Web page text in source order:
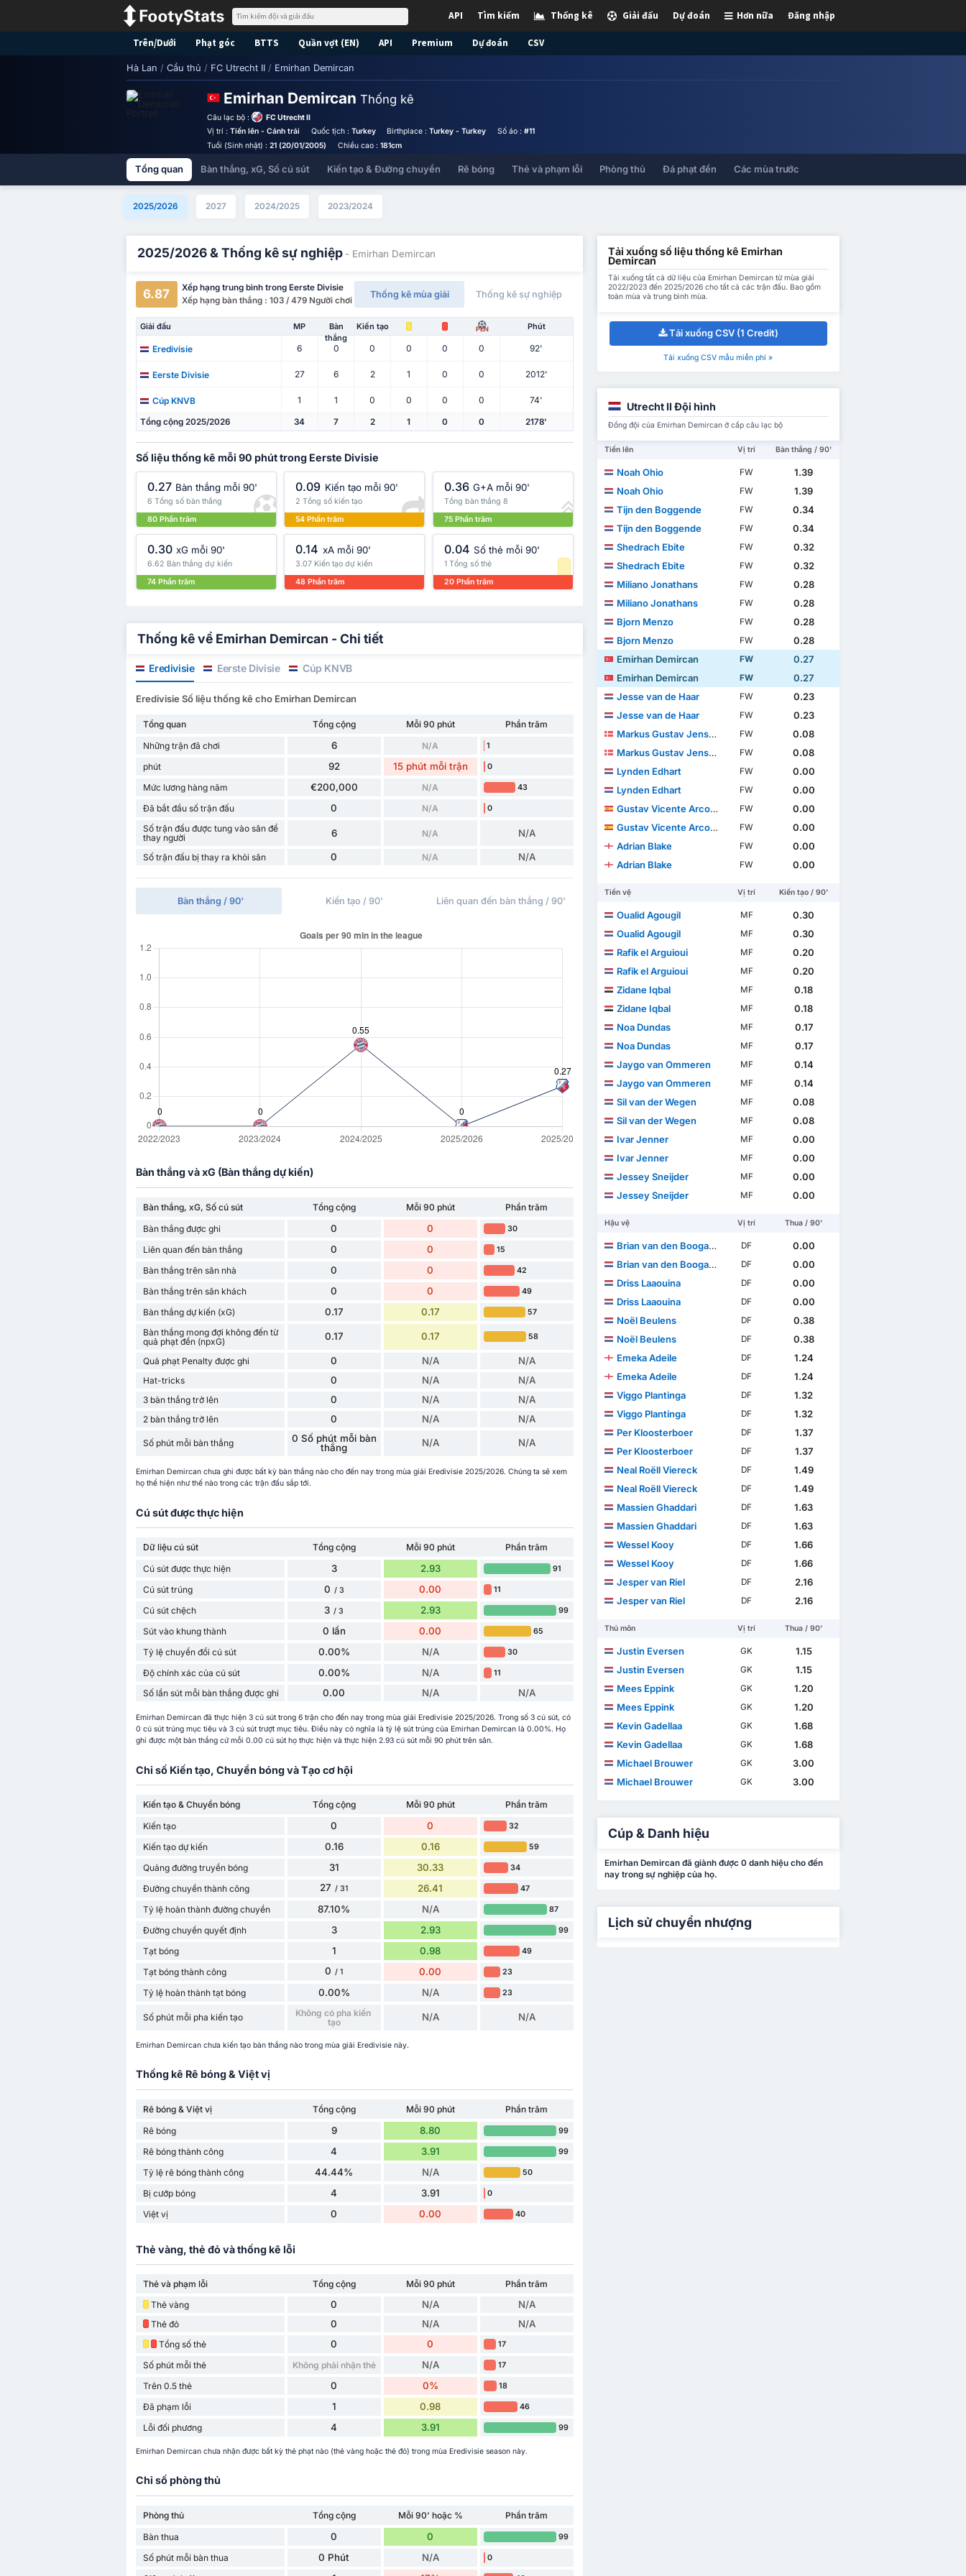
Đăng nhập
Hơn nữa
Dự đoán
Giải đấu
Thống kê
Tìm kiếm
API
Trên/Dưới Phạt góc BTTS Quần vợt (EN) API Premium Dự đoán CSV
Hà Lan / Cầu thủ / FC Utrecht II / Emirhan Demircan
Emirhan DemircanThống kê
Câu lạc bộ :
FC Utrecht II
Vị trí :Tiến lên - Cánh trái Quốc tịch : Turkey Birthplace :Turkey - Turkey Số áo : #11
Tuổi (Sinh nhật) :21 (20/01/2005) Chiều cao : 181cm
Tổng quan Bàn thắng, xG, Số cú sút Kiến tạo & Đường chuyền Rê bóng Thẻ và phạm lỗi Phòng thủ Đá phạt đền Các mùa trước
2025/2026 2027 2024/2025 2023/2024
2025/2026 & Thống kê sự nghiệp - Emirhan Demircan
6.87
Xếp hạng trung bình trong Eerste Divisie
Xếp hạng bàn thắng : 103 / 479 Người chơi
Thống kê mùa giải Thống kê sự nghiệp
Giải đấu MP
Bàn
thắng
Kiến tạo PEN Phút
Eredivisie 6 0 0 0 0 0 92'
Eerste Divisie 27 6 2 1 0 0 2012'
Cúp KNVB 1 1 0 0 0 0 74'
Tổng cộng 2025/2026 34 7 2 1 0 0 2178'
Số liệu thống kê mỗi 90 phút trong Eerste Divisie
0.27 Bàn thắng mỗi 90'
6 Tổng số bàn thắng
80 Phần trăm
0.09 Kiến tạo mỗi 90'
2 Tổng số kiến tạo
54 Phần trăm
0.36 G+A mỗi 90'
Tổng bàn thắng 8
75 Phần trăm
0.30 xG mỗi 90'
6.62 Bàn thắng dự kiến
74 Phần trăm
0.14 xA mỗi 90'
3.07 Kiến tạo dự kiến
48 Phần trăm
0.04 Số thẻ mỗi 90'
1 Tổng số thẻ
20 Phần trăm
Thống kê về Emirhan Demircan - Chi tiết
Eredivisie Eerste Divisie Cúp KNVB
Eredivisie Số liệu thống kê cho Emirhan Demircan
Tổng quan Tổng cộng Mỗi 90 phút
Phần trăm
Những trận đã chơi
6 N/A 1
phút 92 15 phút mỗi trận 0
Mức lương hàng năm €200,000 N/A 43
Đã bắt đầu số trận đấu 0 N/A 0
Số trận đấu được tung vào sân để
thay người
6 N/A N/A
Số trận đấu bị thay ra khỏi sân 0 N/A N/A
Bàn thắng / 90' Kiến tạo / 90' Liên quan đến bàn thắng / 90'
Bàn thắng và xG (Bàn thắng dự kiến)
Bàn thắng, xG, Số cú sút Tổng cộng Mỗi 90 phút
Phần trăm
Bàn thắng được ghi
0 0 30
Liên quan đến bàn thắng 0 0 15
Bàn thắng trên sân nhà 0 0 42
Bàn thắng trên sân khách 0 0 49
Bàn thắng dự kiến (xG) 0.17 0.17 57
Bàn thắng mong đợi không đến từ
quả phạt đền (npxG)
0.17 0.17 58
Quả phạt Penalty được ghi 0 N/A N/A
Hat-tricks 0 N/A N/A
3 bàn thắng trở lên 0 N/A N/A
2 bàn thắng trở lên 0 N/A N/A
Số phút mỗi bàn thắng
0 Số phút mỗi bàn
thắng
N/A N/A
Emirhan Demircan chưa ghi được bất kỳ bàn thắng nào cho đến nay trong mùa giải Eredivisie 2025/2026. Chúng ta sẽ xem
họ thể hiện như thế nào trong các trận đấu sắp tới.
Cú sút được thực hiện
Dữ liệu cú sút Tổng cộng Mỗi 90 phút
Phần trăm
Cú sút được thực hiện
3 2.93 91
Cú sút trúng 0 / 3 0.00 11
Cú sút chệch 3 / 3 2.93 99
Sút vào khung thành 0 lần 0.00 65
Tỷ lệ chuyển đổi cú sút 0.00% N/A 30
Độ chính xác của cú sút 0.00% N/A 11
Số lần sút mỗi bàn thắng được ghi 0.00 N/A N/A
Emirhan Demircan đã thực hiện 3 cú sút trong 6 trận cho đến nay trong mùa giải Eredivisie 2025/2026. Trong số 3 cú sút, có
0 cú sút trúng mục tiêu và 3 cú sút trượt mục tiêu. Điều này có nghĩa là tỷ lệ sút trúng của Emirhan Demircan là 0.00%. Họ
ghi được một bàn thắng cứ mỗi 0.00 cú sút họ thực hiện và thực hiện 2.93 cú sút mỗi 90 phút trên sân.
Chỉ số Kiến tạo, Chuyền bóng và Tạo cơ hội
Kiến tạo & Chuyền bóng Tổng cộng Mỗi 90 phút
Phần trăm
Kiến tạo
0 0 32
Kiến tạo dự kiến 0.16 0.16 59
Quảng đường truyền bóng 31 30.33 34
Đường chuyền thành công 27 / 31 26.41 47
Tỷ lệ hoàn thành đường chuyền 87.10% N/A 87
Đường chuyền quyết định 3 2.93 99
Tạt bóng 1 0.98 49
Tạt bóng thành công 0 / 1 0.00 23
Tỷ lệ hoàn thành tạt bóng 0.00% N/A 23
Số phút mỗi pha kiến ​​tạo
Không có pha kiến ​​
tạo
N/A N/A
Emirhan Demircan chưa kiến ​​tạo bàn thắng nào trong mùa giải Eredivisie này.
Thống kê Rê bóng & Việt vị
Rê bóng & Việt vị Tổng cộng Mỗi 90 phút
Phần trăm
Rê bóng
9 8.80 99
Rê bóng thành công 4 3.91 99
Tỷ lệ rê bóng thành công 44.44% N/A 50
Bị cướp bóng 4 3.91 0
Việt vị 0 0.00 40
Thẻ vàng, thẻ đỏ và thống kê lỗi
Thẻ và phạm lỗi Tổng cộng Mỗi 90 phút
Phần trăm
Thẻ vàng
0 N/A N/A
Thẻ đỏ 0 N/A N/A
Tổng số thẻ 0 0 17
Số phút mỗi thẻ Không phải nhận thẻ N/A 17
Trên 0.5 thẻ 0 0% 18
Đã phạm lỗi 1 0.98 46
Lỗi đối phương 4 3.91 99
Emirhan Demircan chưa nhận được bất kỳ thẻ phạt nào (thẻ vàng hoặc thẻ đỏ) trong mùa Eredivisie season này.
Chỉ số phòng thủ
Phòng thủ Tổng cộng Mỗi 90' hoặc %
Phần trăm
Bàn thua
0 0 99
Số phút mỗi bàn thua 0 Phút N/A 0
Tải xuống số liệu thống kê Emirhan
Demircan
Tải xuống tất cả dữ liệu của Emirhan Demircan từ mùa giải
2022/2023 đến 2025/2026 cho tất cả các trận đấu. Bao gồm
toàn mùa và trung bình mùa.
Tải xuống CSV (1 Credit)
Tải xuống CSV mẫu miễn phí »
Utrecht II Đội hình
Đồng đội của Emirhan Demircan ở cấp câu lạc bộ
Tiến lên Vị trí Bàn thắng / 90'
Noah Ohio FW
1.39
Noah Ohio
FW
1.39
Tijn den Boggende
FW
0.34
Tijn den Boggende
FW
0.34
Shedrach Ebite
FW
0.32
Shedrach Ebite
FW
0.32
Miliano Jonathans
FW
0.28
Miliano Jonathans
FW
0.28
Bjorn Menzo
FW
0.28
Bjorn Menzo
FW
0.28
Emirhan Demircan
FW
0.27
Emirhan Demircan
FW
0.27
Jesse van de Haar
FW
0.23
Jesse van de Haar
FW
0.23
Markus Gustav Jensen
FW
0.08
Markus Gustav Jensen
FW
0.08
Lynden Edhart
FW
0.00
Lynden Edhart
FW
0.00
Gustav Vicente Arcos Sundqvist
FW
0.00
Gustav Vicente Arcos Sundqvist
FW
0.00
Adrian Blake
FW
0.00
Adrian Blake
FW 0.00
Tiền vệ Vị trí Kiến tạo / 90'
Oualid Agougil MF
0.30
Oualid Agougil
MF
0.30
Rafik el Arguioui
MF
0.20
Rafik el Arguioui
MF
0.20
Zidane Iqbal
MF
0.18
Zidane Iqbal
MF
0.18
Noa Dundas
MF
0.17
Noa Dundas
MF
0.17
Jaygo van Ommeren
MF
0.14
Jaygo van Ommeren
MF
0.14
Sil van der Wegen
MF
0.08
Sil van der Wegen
MF
0.08
Ivar Jenner
MF
0.00
Ivar Jenner
MF
0.00
Jessey Sneijder
MF
0.00
Jessey Sneijder
MF 0.00
Hậu vệ Vị trí Thua / 90'
Brian van den Boogaard DF
0.00
Brian van den Boogaard
DF
0.00
Driss Laaouina
DF
0.00
Driss Laaouina
DF
0.00
Noël Beulens
DF
0.38
Noël Beulens
DF
0.38
Emeka Adeile
DF
1.24
Emeka Adeile
DF
1.24
Viggo Plantinga
DF
1.32
Viggo Plantinga
DF
1.32
Per Kloosterboer
DF
1.37
Per Kloosterboer
DF
1.37
Neal Roëll Viereck
DF
1.49
Neal Roëll Viereck
DF
1.49
Massien Ghaddari
DF
1.63
Massien Ghaddari
DF
1.63
Wessel Kooy
DF
1.66
Wessel Kooy
DF
1.66
Jesper van Riel
DF
2.16
Jesper van Riel
DF 2.16
Thủ môn Vị trí Thua / 90'
Justin Eversen GK
1.15
Justin Eversen
GK
1.15
Mees Eppink
GK
1.20
Mees Eppink
GK
1.20
Kevin Gadellaa
GK
1.68
Kevin Gadellaa
GK
1.68
Michael Brouwer
GK
3.00
Michael Brouwer
GK 3.00
Cúp & Danh hiệu
Emirhan Demircan đã giành được 0 danh hiệu cho đến
nay trong sự nghiệp của họ.
Lịch sử chuyển nhượng